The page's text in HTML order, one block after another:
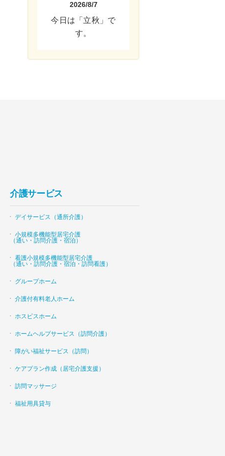
2026/8/7
今日は「立秋」で
す。
介護サービス
デイサービス（通所介護）
小規模多機能型居宅介護
（通い・訪問介護・宿泊）
看護小規模多機能型居宅介護
（通い・訪問介護・宿泊・訪問看護）
グループホーム
介護付有料老人ホーム
ホスピスホーム
ホームヘルプサービス（訪問介護）
障がい福祉サービス（訪問）
ケアプラン作成（居宅介護支援）
訪問マッサージ
福祉用具貸与